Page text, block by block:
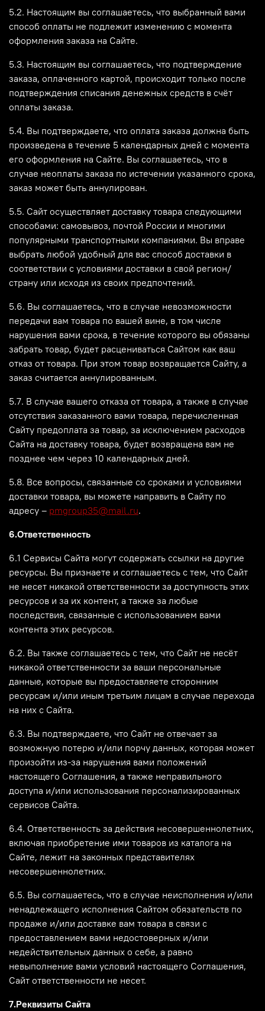
5.2. Настоящим вы соглашаетесь, что выбранный вами
способ оплаты не подлежит изменению с момента
оформления заказа на Сайте.
5.3. Настоящим вы соглашаетесь, что подтверждение
заказа, оплаченного картой, происходит только после
подтверждения списания денежных средств в счёт
оплаты заказа.
5.4. Вы подтверждаете, что оплата заказа должна быть
произведена в течение 5 календарных дней с момента
его оформления на Сайте. Вы соглашаетесь, что в
случае неоплаты заказа по истечении указанного срока,
заказ может быть аннулирован.
5.5. Сайт осуществляет доставку товара следующими
способами: самовывоз, почтой России и многими
популярными транспортными компаниями. Вы вправе
выбрать любой удобный для вас способ доставки в
соответствии с условиями доставки в свой регион/
страну или исходя из своих предпочтений.
5.6. Вы соглашаетесь, что в случае невозможности
передачи вам товара по вашей вине, в том числе
нарушения вами срока, в течение которого вы обязаны
забрать товар, будет расцениваться Сайтом как ваш
отказ от товара. При этом товар возвращается Сайту, а
заказ считается аннулированным.
5.7. В случае вашего отказа от товара, а также в случае
отсутствия заказанного вами товара, перечисленная
Сайту предоплата за товар, за исключением расходов
Сайта на доставку товара, будет возвращена вам не
позднее чем через 10 календарных дней.
5.8. Все вопросы, связанные со сроками и условиями
доставки товара, вы можете направить в Сайту по
адресу – pmgroup35@mail.ru.
6.Ответственность
6.1 Сервисы Сайта могут содержать ссылки на другие
ресурсы. Вы признаете и соглашаетесь с тем, что Сайт
не несет никакой ответственности за доступность этих
ресурсов и за их контент, а также за любые
последствия, связанные с использованием вами
контента этих ресурсов.
6.2. Вы также соглашаетесь с тем, что Сайт не несёт
никакой ответственности за ваши персональные
данные, которые вы предоставляете сторонним
ресурсам и/или иным третьим лицам в случае перехода
на них с Сайта.
6.3. Вы подтверждаете, что Сайт не отвечает за
возможную потерю и/или порчу данных, которая может
произойти из-за нарушения вами положений
настоящего Соглашения, а также неправильного
доступа и/или использования персонализированных
сервисов Сайта.
6.4. Ответственность за действия несовершеннолетних,
включая приобретение ими товаров из каталога на
Сайте, лежит на законных представителях
несовершеннолетних.
6.5. Вы соглашаетесь, что в случае неисполнения и/или
ненадлежащего исполнения Сайтом обязательств по
продаже и/или доставке вам товара в связи с
предоставлением вами недостоверных и/или
недействительных данных о себе, а равно
невыполнение вами условий настоящего Соглашения,
Сайт ответственности не несет.
7.Реквизиты Сайта